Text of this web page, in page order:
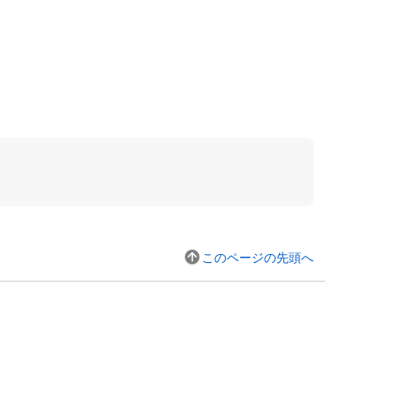
このページの先頭へ